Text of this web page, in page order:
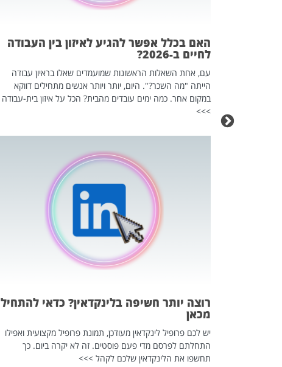
האם בכלל אפשר להגיע לאיזון בין העבודה
לחיים ב-2026?
עם, אחת השאלות הראשונות שמועמדים שאלו בראיון עבודה
הייתה "מה השכר?". היום, יותר ויותר אנשים מתחילים דווקא
במקום אחר. כמה ימים עובדים מהבית? הכל על איזון בית-עבודה
>>>
רוצה יותר חשיפה בלינקדאין? כדאי להתחיל
מכאן
יש לכם פרופיל לינקדאין מעודכן, תמונת פרופיל מקצועית ואפילו
התחלתם לפרסם מדי פעם פוסטים. זה לא יקרה ביום. כך
תחשפו את הלינקדאין שלכם לקהל >>>